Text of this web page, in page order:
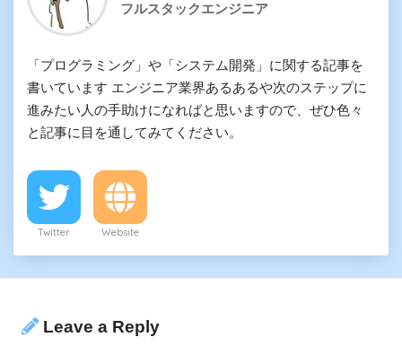
フルスタックエンジニア
「プログラミング」や「システム開発」に関する記事を
書いています エンジニア業界あるあるや次のステップに
進みたい人の手助けになればと思いますので、ぜひ色々
と記事に目を通してみてください。
Twitter Website
Leave a Reply